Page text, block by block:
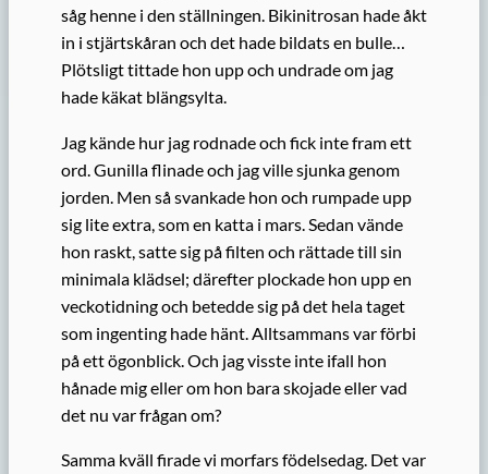
såg henne i den ställningen. Bikinitrosan hade åkt
in i stjärtskåran och det hade bildats en bulle…
Plötsligt tittade hon upp och undrade om jag
hade käkat blängsylta.
Jag kände hur jag rodnade och fick inte fram ett
ord. Gunilla flinade och jag ville sjunka genom
jorden. Men så svankade hon och rumpade upp
sig lite extra, som en katta i mars. Sedan vände
hon raskt, satte sig på filten och rättade till sin
minimala klädsel; därefter plockade hon upp en
veckotidning och betedde sig på det hela taget
som ingenting hade hänt. Alltsammans var förbi
på ett ögonblick. Och jag visste inte ifall hon
hånade mig eller om hon bara skojade eller vad
det nu var frågan om?
Samma kväll firade vi morfars födelsedag. Det var